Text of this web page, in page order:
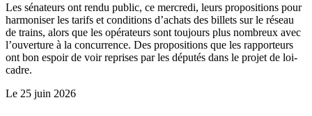
Les sénateurs ont rendu public, ce mercredi, leurs propositions pour
harmoniser les tarifs et conditions d’achats des billets sur le réseau
de trains, alors que les opérateurs sont toujours plus nombreux avec
l’ouverture à la concurrence. Des propositions que les rapporteurs
ont bon espoir de voir reprises par les députés dans le projet de loi-
cadre.
Le 25 juin 2026